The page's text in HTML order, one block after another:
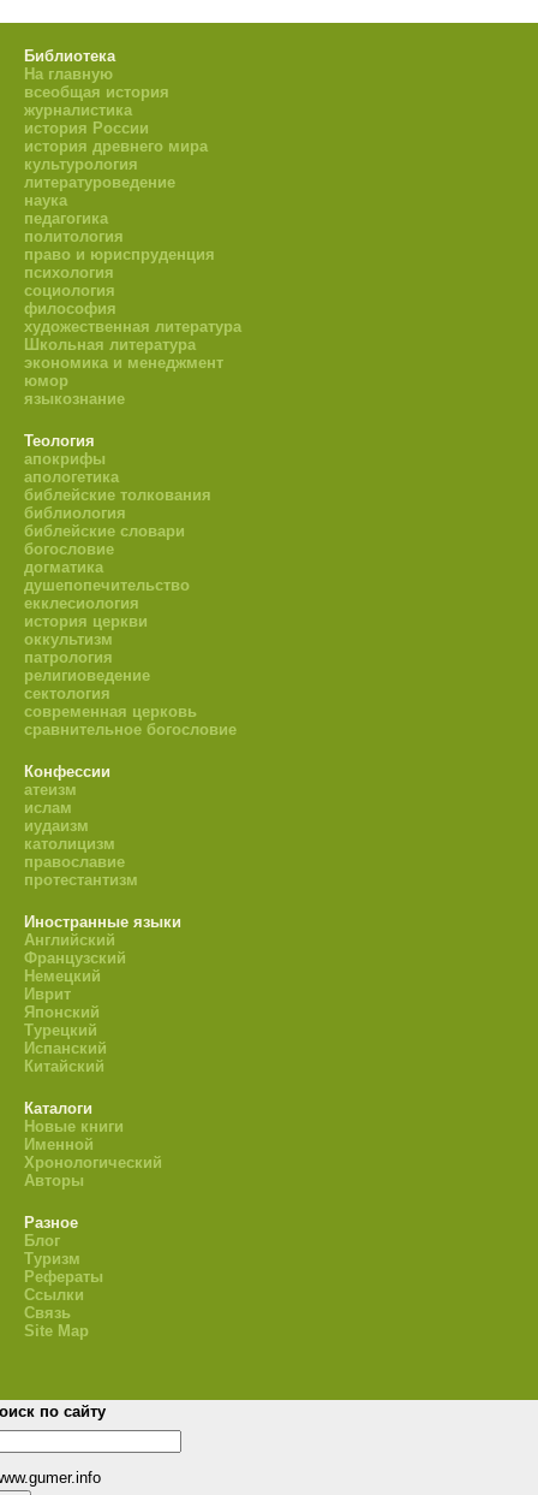
Библиотека
На главную
всеобщая история
журналистика
история России
история древнего мира
культурология
литературоведение
наука
педагогика
политология
право и юриспруденция
психология
социология
философия
художественная литература
Школьная литература
экономика и менеджмент
юмор
языкознание
Теология
апокрифы
апологетика
библейские толкования
библиология
библейские словари
богословие
догматика
душепопечительство
екклесиология
история церкви
оккультизм
патрология
религиоведение
сектология
современная церковь
сравнительное богословие
Конфессии
атеизм
ислам
иудаизм
католицизм
православие
протестантизм
Иностранные языки
Английский
Французский
Немецкий
Иврит
Японский
Турецкий
Испанский
Китайский
Каталоги
Новые книги
Именной
Хронологический
Авторы
Разное
Блог
Туризм
Рефераты
Ссылки
Связь
Site Map
по сайту